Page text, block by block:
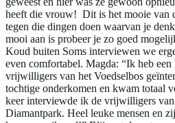
heeft die vrouw! Dit is het mooie van
tegen die dingen doen waarvan je
mooi aan is probeer je zo goed
Koud buiten Soms interviewen we
even comfortabel. Magda: “Ik heb
vrijwilligers van het Voedselbos
tochtige onderkomen en kwam totaal
keer interviewde ik de vrijwilligers
Diamantpark. Heel leuke mensen en